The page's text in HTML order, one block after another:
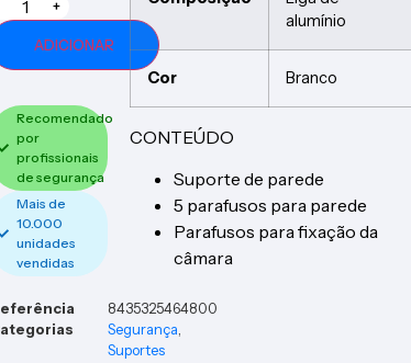
+
ADICIONAR
Recomendado
por
profissionais
de segurança
Mais de
10.000
unidades
vendidas
8435325464800
Segurança,
Suportes
alumínio
Cor Branco
CONTEÚDO
Suporte de parede
5 parafusos para parede
Parafusos para fixação da
câmara